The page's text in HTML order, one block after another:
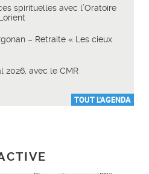
spirituelles avec l’Oratoire
– Retraite « Les cieux
2026, avec le CMR
TOUT L'AGENDA